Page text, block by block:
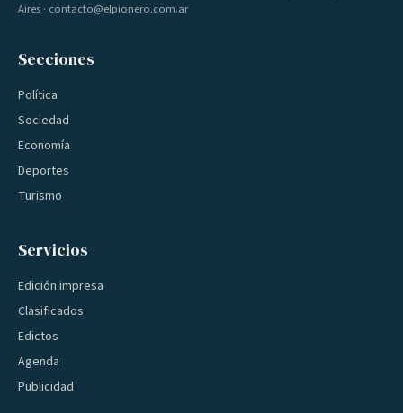
Aires · contacto@elpionero.com.ar
Secciones
Política
Sociedad
Economía
Deportes
Turismo
Servicios
Edición impresa
Clasificados
Edictos
Agenda
Publicidad